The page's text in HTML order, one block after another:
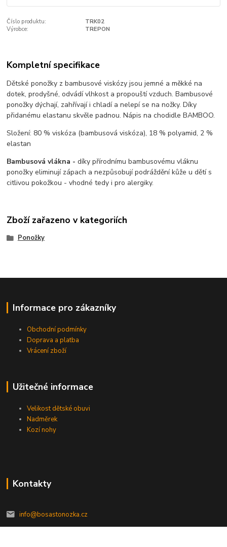
Číslo produktu:
TRK02
Výrobce:
TREPON
Kompletní specifikace
Dětské ponožky z bambusové viskózy jsou jemné a měkké na
dotek, prodyšné, odvádí vlhkost a propouští vzduch. Bambusové
ponožky dýchají, zahřívají i chladí a nelepí se na nožky. Díky
přidanému elastanu skvěle padnou. Nápis na chodidle BAMBOO.
Složení: 80 % viskóza (bambusová viskóza), 18 % polyamid, 2 %
elastan
Bambusová vlákna -díky přírodnímu bambusovému vláknu
ponožky eliminují zápach a nezpůsobují podráždění kůže u dětí s
citlivou pokožkou - vhodné tedy i pro alergiky.
Zboží zařazeno v kategoriích
Ponožky
Informace pro zákazníky
Obchodní podmínky
Doprava a platba
Vrácení zboží
Užitečné informace
Velikost dětské obuvi
Nadměrek
Kozí nohy
Kontakty
info@bosastonozka.cz